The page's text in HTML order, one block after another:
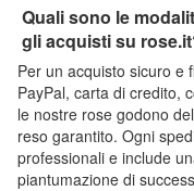
Quali sono le
gli acquisti su
Per un acquisto sicuro e
PayPal, carta di credito,
le nostre rose godono
reso garantito. Ogni
professionali e include
piantumazione di